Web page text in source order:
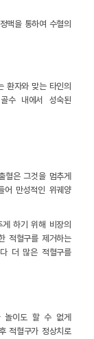
맥을 통하여 수혈의
환자와 맞는 타인의
수 내에서 성숙된
혈은 그것을 멈추게
어 만성적인 위궤양
하기 위해 비장의
적혈구를 제거하는
더 많은 적혈구를
놀이도 할 수 없게
적혈구가 정상치로